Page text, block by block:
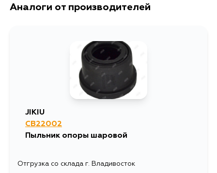
Аналоги от производителей
JIKIU
CB22002
Пыльник опоры шаровой
Отгрузка со склада г. Владивосток